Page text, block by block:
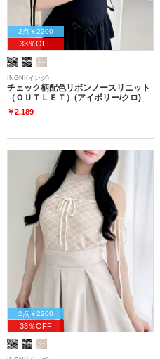
2点￥2200
33％OFF
INGNI(イング)
チェック柄配色リボンノースリニット
（ＯＵＴＬＥＴ）(アイボリー/クロ)
￥2,189
2点￥2200
33％OFF